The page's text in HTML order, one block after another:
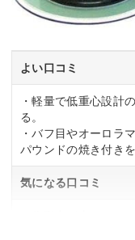
よい口コミ
・軽量で低重心設計
る。
・バフ目やオーロラ
パウンドの焼き付き
気になる口コミ